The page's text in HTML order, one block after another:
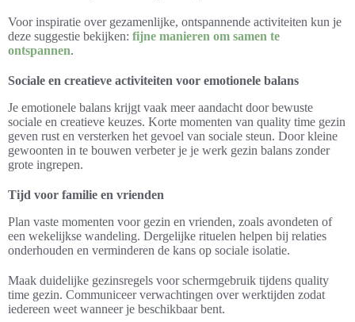
Voor inspiratie over gezamenlijke, ontspannende activiteiten kun je
deze suggestie bekijken: fijne manieren om samen te
ontspannen.
Sociale en creatieve activiteiten voor emotionele balans
Je emotionele balans krijgt vaak meer aandacht door bewuste
sociale en creatieve keuzes. Korte momenten van quality time gezin
geven rust en versterken het gevoel van sociale steun. Door kleine
gewoonten in te bouwen verbeter je je werk gezin balans zonder
grote ingrepen.
Tijd voor familie en vrienden
Plan vaste momenten voor gezin en vrienden, zoals avondeten of
een wekelijkse wandeling. Dergelijke rituelen helpen bij relaties
onderhouden en verminderen de kans op sociale isolatie.
Maak duidelijke gezinsregels voor schermgebruik tijdens quality
time gezin. Communiceer verwachtingen over werktijden zodat
iedereen weet wanneer je beschikbaar bent.